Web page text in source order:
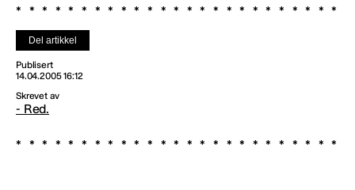
Del artikkel
Publisert
14.04.2005 16:12
Skrevet av
- Red.